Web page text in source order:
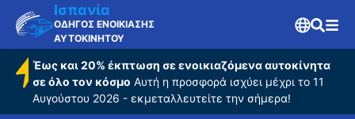
Ισπανία
ΟΔΗΓΟΣ ΕΝΟΙΚΙΑΣΗΣ
ΑΥΤΟΚΙΝΗΤΟΥ
Έως και 20% έκπτωση σε ενοικιαζόμενα αυτοκίνητα
σε όλο τον κόσμο Αυτή η προσφορά ισχύει μέχρι το 11
Αυγούστου 2026 - εκμεταλλευτείτε την σήμερα!